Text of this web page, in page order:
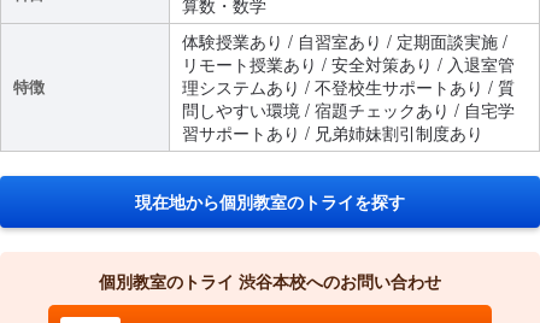
算数・数学
特徴
体験授業あり / 自習室あり / 定期面談実施 /
リモート授業あり / 安全対策あり / 入退室管
理システムあり / 不登校生サポートあり / 質
問しやすい環境 / 宿題チェックあり / 自宅学
習サポートあり / 兄弟姉妹割引制度あり
現在地から個別教室のトライを探す
個別教室のトライ 渋谷本校へのお問い合わせ